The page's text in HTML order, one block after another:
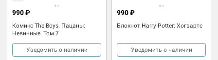
Комикс The Boys. Пацаны:
Невинные. Том 7
990 ₽
Уведомить о наличии
Блокнот Harry Potter: Хогвартс
990 ₽
Уведомить о наличии